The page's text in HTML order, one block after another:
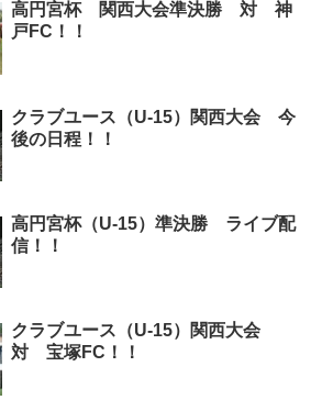
高円宮杯 関西大会準決勝 対 神
戸FC！！
クラブユース（U-15）関西大会 今
後の日程！！
高円宮杯（U-15）準決勝 ライブ配
信！！
クラブユース（U-15）関西大会
対 宝塚FC！！